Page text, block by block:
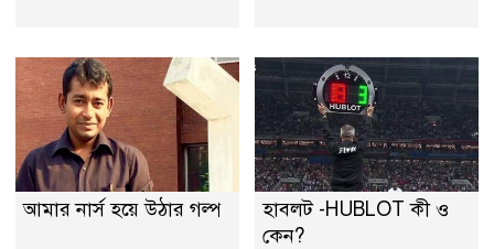
আমার নার্স হয়ে উঠার গল্প
হাবলট -HUBLOT কী ও
কেন?